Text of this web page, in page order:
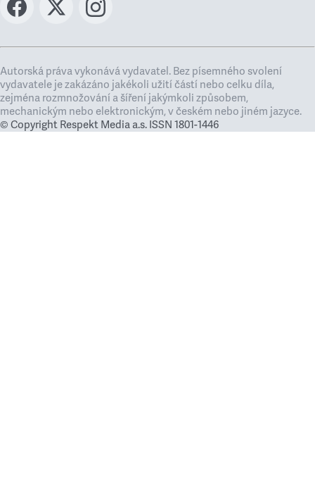
Autorská práva vykonává vydavatel. Bez písemného svolení
vydavatele je zakázáno jakékoli užití částí nebo celku díla,
zejména rozmnožování a šíření jakýmkoli způsobem,
mechanickým nebo elektronickým, v českém nebo jiném jazyce.
© Copyright Respekt Media a.s. ISSN 1801-1446